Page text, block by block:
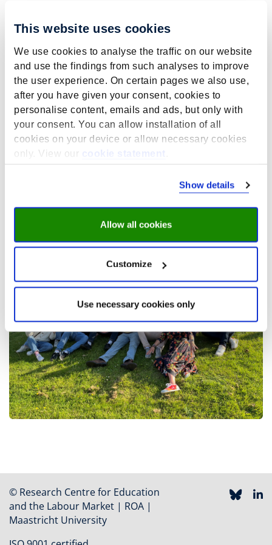
This website uses cookies
We use cookies to analyse the traffic on our website
and use the findings from such analyses to improve
the user experience. On certain pages we also use,
after you have given your consent, cookies to
personalise content, emails and ads, but only with
your consent. You can allow installation of all
cookies on your device or allow necessary cookies
only. View our
cookie statement
Show details
Allow all cookies
Customize
Use necessary cookies only
het jubileumprogramma ‘50 uur feest’
sfeervolle Garden Gathering voor medewerkers.
Op het prachtige Tapijnterrein kwamen collega’s vanuit
de hele universiteit samen om te proosten op 50 jaar
UM.
Het werd een zonnige en gezellige bijeenkomst vol
© Research Centre for Education
and the Labour Market | ROA |
Maastricht University